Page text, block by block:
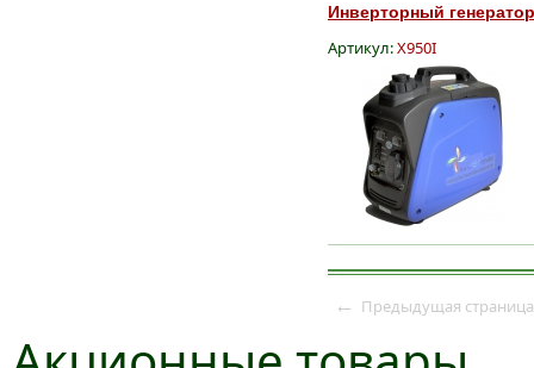
Инверторный
Артикул:X950I
← Предыдущая страница